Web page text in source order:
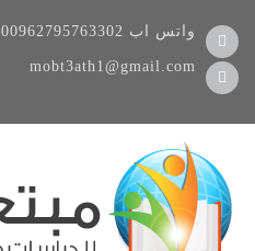
00962795763302 واتس اب
mobt3ath1@gmail.com